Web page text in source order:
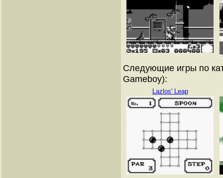
Следующие игры по
Gameboy):
Lazlos' Leap